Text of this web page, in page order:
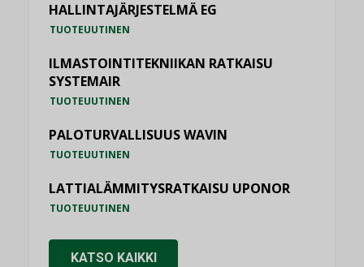
HALLINTAJÄRJESTELMÄ EG
TUOTEUUTINEN
ILMASTOINTITEKNIIKAN RATKAISU
SYSTEMAIR
TUOTEUUTINEN
PALOTURVALLISUUS WAVIN
TUOTEUUTINEN
LATTIALÄMMITYSRATKAISU UPONOR
TUOTEUUTINEN
KATSO KAIKKI